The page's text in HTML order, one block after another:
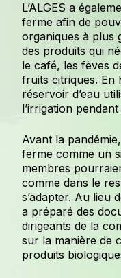
L’ALGES a
ferme afin de
organiques à plus
des produits qui
le café, les fèves
fruits citriques. En
réservoir d’eau
l’irrigation
Avant la
ferme comme un
membres
comme dans le
s’adapter. Au lieu
a préparé des
dirigeants de la
sur la manière de
produits